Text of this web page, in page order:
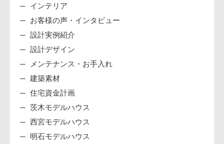
インテリア
お客様の声・インタビュー
設計実例紹介
設計デザイン
メンテナンス・お手入れ
建築素材
住宅資金計画
茨木モデルハウス
西宮モデルハウス
明石モデルハウス